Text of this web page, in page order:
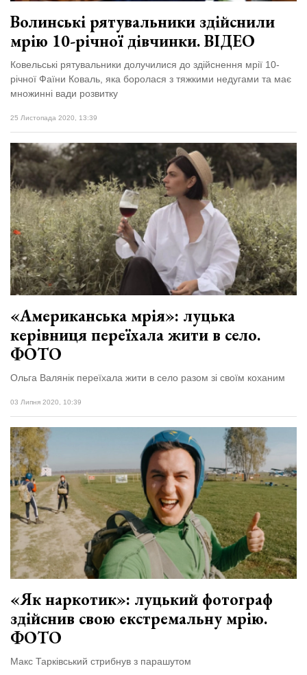
Волинські рятувальники здійснили
мрію 10-річної дівчинки. ВІДЕО
Ковельські рятувальники долучилися до здійснення мрії 10-
річної Фаїни Коваль, яка боролася з тяжкими недугами та має
множинні вади розвитку
25 Листопада 2020, 13:39
«Американська мрія»: луцька
керівниця переїхала жити в село.
ФОТО
Ольга Валянік переїхала жити в село разом зі своїм коханим
03 Липня 2020, 10:39
«Як наркотик»: луцький фотограф
здійснив свою екстремальну мрію.
ФОТО
Макс Тарківський стрибнув з парашутом